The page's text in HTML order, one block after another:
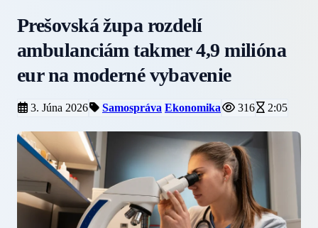
Prešovská župa rozdelí
ambulanciám takmer 4,9 milióna
eur na moderné vybavenie
3. Júna 2026 Samospráva Ekonomika 316 2:05